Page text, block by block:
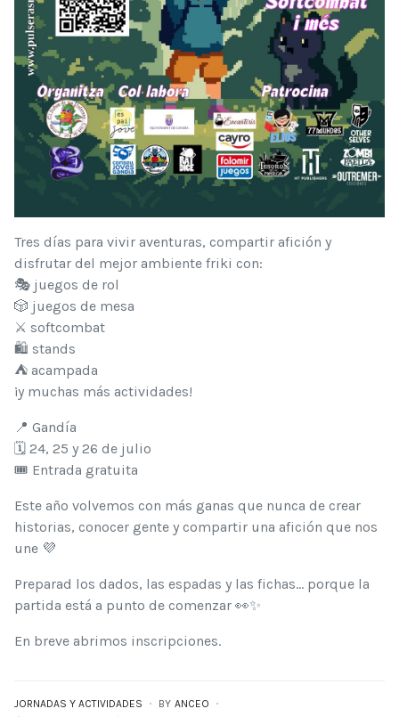
Tres días para vivir aventuras, compartir afición y
disfrutar del mejor ambiente friki con:
🎭 juegos de rol
🎲 juegos de mesa
⚔️ softcombat
🛍️ stands
⛺ acampada
¡y muchas más actividades!
📍 Gandía
🗓️ 24, 25 y 26 de julio
🎟️ Entrada gratuita
Este año volvemos con más ganas que nunca de crear
historias, conocer gente y compartir una afición que nos
une 💜
Preparad los dados, las espadas y las fichas… porque la
partida está a punto de comenzar 👀✨
En breve abrimos inscripciones.
JORNADAS Y ACTIVIDADES BY ANCEO